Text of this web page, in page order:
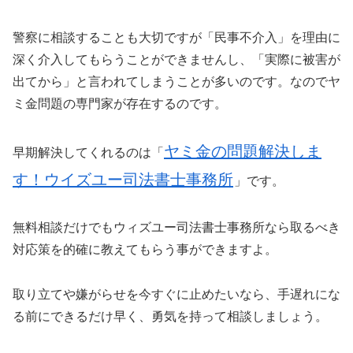
警察に相談することも大切ですが「民事不介入」を理由に
深く介入してもらうことができませんし、「実際に被害が
出てから」と言われてしまうことが多いのです。なのでヤ
ミ金問題の専門家が存在するのです。
早期解決してくれるのは「 ヤミ金の問題解決しま
す！ウイズユー司法書士事務所 」です。
無料相談だけでもウィズユー司法書士事務所なら取るべき
対応策を的確に教えてもらう事ができますよ。
取り立てや嫌がらせを今すぐに止めたいなら、手遅れにな
る前にできるだけ早く、勇気を持って相談しましょう。